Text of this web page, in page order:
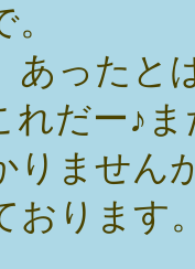
あったと
れだー♪
りません
おります